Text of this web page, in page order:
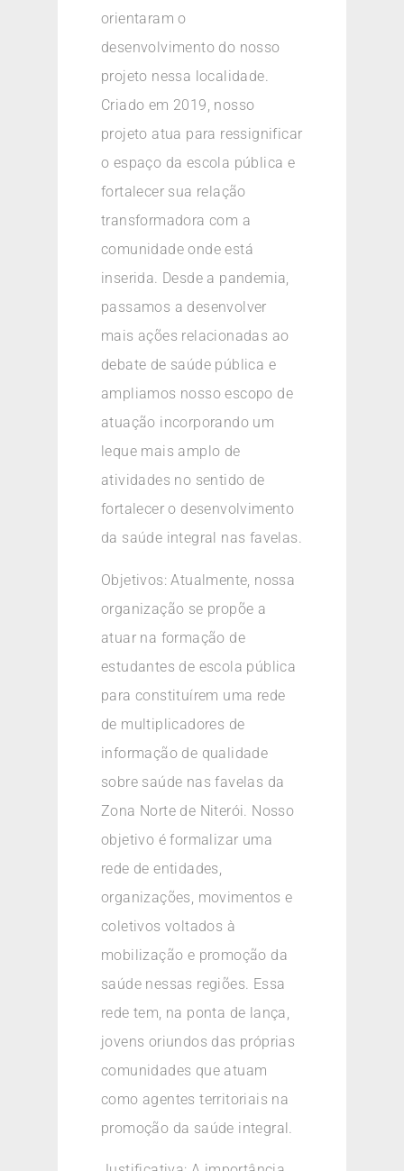
orientaram o
desenvolvimento do nosso
projeto nessa localidade.
Criado em 2019, nosso
projeto atua para ressignificar
o espaço da escola pública e
fortalecer sua relação
transformadora com a
comunidade onde está
inserida. Desde a pandemia,
passamos a desenvolver
mais ações relacionadas ao
debate de saúde pública e
ampliamos nosso escopo de
atuação incorporando um
leque mais amplo de
atividades no sentido de
fortalecer o desenvolvimento
da saúde integral nas favelas.
Objetivos: Atualmente, nossa
organização se propõe a
atuar na formação de
estudantes de escola pública
para constituírem uma rede
de multiplicadores de
informação de qualidade
sobre saúde nas favelas da
Zona Norte de Niterói. Nosso
objetivo é formalizar uma
rede de entidades,
organizações, movimentos e
coletivos voltados à
mobilização e promoção da
saúde nessas regiões. Essa
rede tem, na ponta de lança,
jovens oriundos das próprias
comunidades que atuam
como agentes territoriais na
promoção da saúde integral.